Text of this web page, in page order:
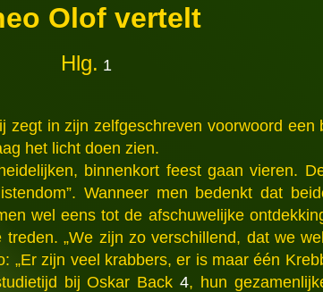
Olof vertelt
Hlg. 1
in zijn zelfgeschreven voorwoord een
het licht doen zien.
binnenkort feest gaan vieren.
Wanneer men bedenkt dat
wel eens tot de afschuwelijke
„We zijn zo verschillend, dat we
„Er zijn veel krabbers, er is maar één
bij Oskar Back 4, hun